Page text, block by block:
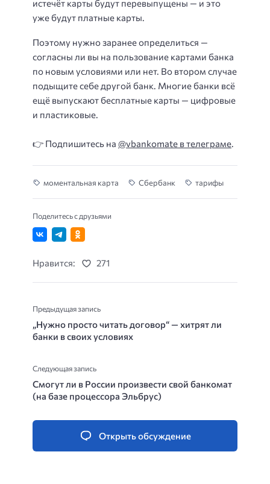
истечёт карты будут перевыпущены — и это
уже будут платные карты.
Поэтому нужно заранее определиться —
согласны ли вы на пользование картами банка
по новым условиями или нет. Во втором случае
подыщите себе другой банк. Многие банки всё
ещё выпускают бесплатные карты — цифровые
и пластиковые.
👉 Подпишитесь на @vbankomate в телеграме.
моментальная карта Сбербанк тарифы
Поделитесь с друзьями
Нравится: 271
Предыдущая запись
„Нужно просто читать договор“ — хитрят ли
банки в своих условиях
Следующая запись
Смогут ли в России произвести свой банкомат
(на базе процессора Эльбрус)
Открыть обсуждение